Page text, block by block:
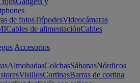
de fotosTrípodesVideocámaras
Cables de alimentaciónCables
Accesorios
AlmohadasColchasSábanasNórdicos
VisillosCortinasBarras de cortina